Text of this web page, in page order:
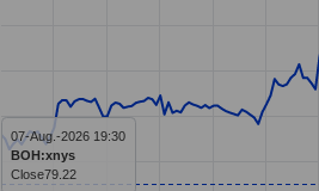
The chart has 1 X axis displaying
The chart has 1 Y axis displaying
07-Aug.-2026 19:30
BOH:xnys
Close79.22